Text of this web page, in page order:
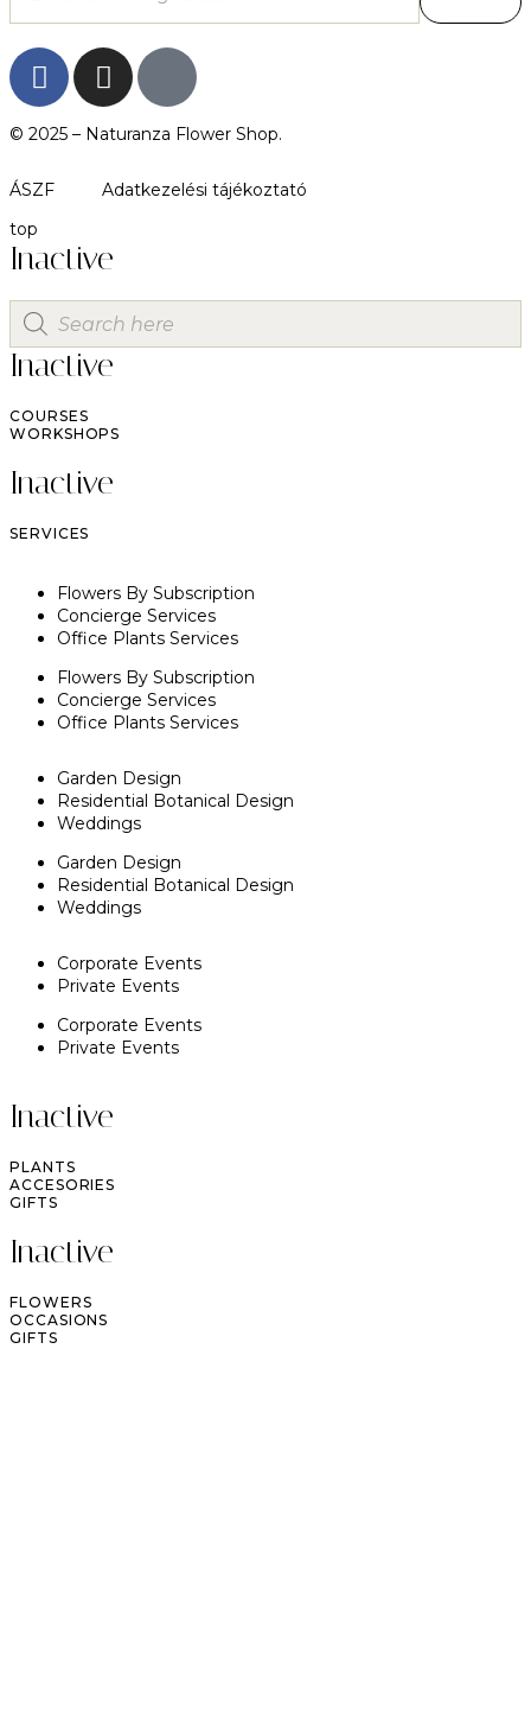
© 2025 – Naturanza Flower Shop.
ÁSZF
Adatkezelési tájékoztató
top
Inactive
Inactive
COURSES
WORKSHOPS
Inactive
SERVICES
Flowers By Subscription
Concierge Services
Office Plants Services
Flowers By Subscription
Concierge Services
Office Plants Services
Garden Design
Residential Botanical Design
Weddings
Garden Design
Residential Botanical Design
Weddings
Corporate Events
Private Events
Corporate Events
Private Events
Inactive
PLANTS
ACCESORIES
GIFTS
Inactive
FLOWERS
OCCASIONS
GIFTS